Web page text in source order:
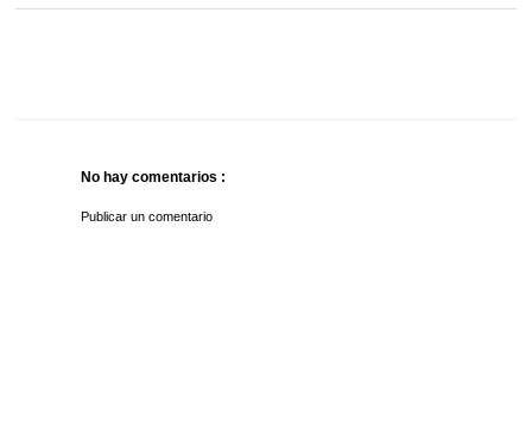
No hay comentarios :
Publicar un comentario